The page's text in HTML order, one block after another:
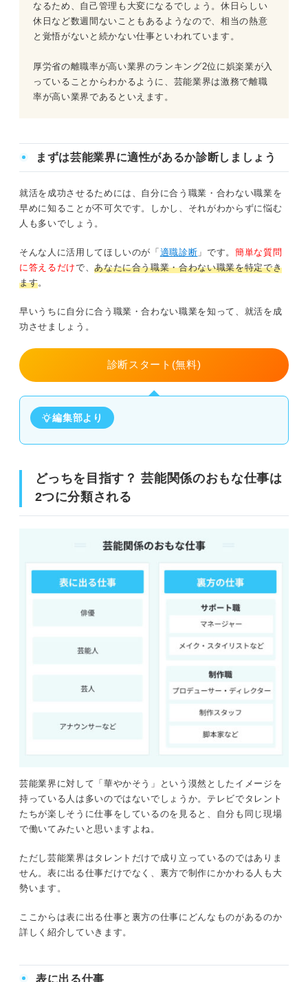
なるため、自己管理も大変になるでしょう。休日らしい
休日など数週間ないこともあるようなので、相当の熱意
と覚悟がないと続かない仕事といわれています。
厚労省の離職率が高い業界のランキング2位に娯楽業が入
っていることからわかるように、芸能業界は激務で離職
率が高い業界であるといえます。
まずは芸能業界に適性があるか診断しましょう
就活を成功させるためには、自分に合う職業・合わない職業を
早めに知ることが不可欠です。しかし、それがわからずに悩む
人も多いでしょう。
そんな人に活用してほしいのが「 適職診断 」です。 簡単な質問
に答えるだけで、あなたに合う職業・合わない職業を特定でき
ます。
早いうちに自分に合う職業・合わない職業を知って、就活を成
功させましょう。
診断スタート(無料)
編集部より
どっちを目指す？ 芸能関係のおもな仕事は
2つに分類される
芸能業界に対して「華やかそう」という漠然としたイメージを
持っている人は多いのではないでしょうか。テレビでタレント
たちが楽しそうに仕事をしているのを見ると、自分も同じ現場
で働いてみたいと思いますよね。
ただし芸能業界はタレントだけで成り立っているのではありま
せん。表に出る仕事だけでなく、裏方で制作にかかわる人も大
勢います。
ここからは表に出る仕事と裏方の仕事にどんなものがあるのか
詳しく紹介していきます。
表に出る仕事